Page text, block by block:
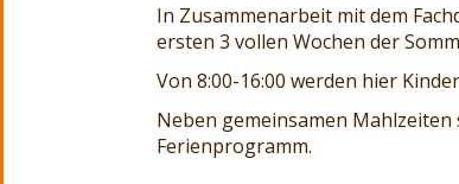
In Zusammenarbeit mit dem
ersten 3 vollen Wochen der
Von 8:00-16:00 werden hier
Neben gemeinsamen
Ferienprogramm.